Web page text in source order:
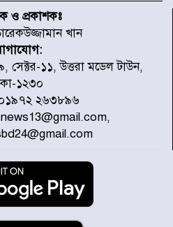
প্রশংসায় ভাসছেন খিলক্ষেত
ওসি
উন্মুক্ত ‘জুলাই গণঅভ্যুত্থান
জাদুঘর
উত্তরা আঞ্চলিক পাসপোর্ট
সামনে দালাল চক্রের ১৩ জন
র‌্যাব-১
প্রণালি নিয়ে ওমানের সঙ্গে চুক্তি
পর্যায়ে : ইরান
ও প্রকাশকঃ
খান
১১, উত্তরা মডেল টাউন,
১২৩০
২৬৩৮৯৬